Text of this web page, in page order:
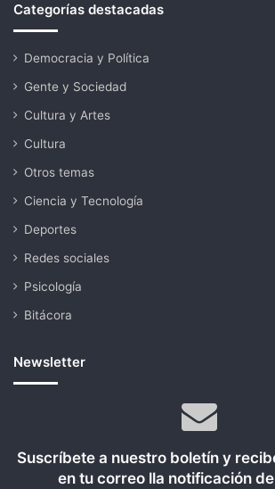
Categorías destacadas
Democracia y Política
Gente y Sociedad
Cultura y Artes
Cultura
Otros temas
Ciencia y Tecnología
Deportes
Redes sociales
Psicología
Bitácora
Newsletter
Suscríbete a nuestro boletín y
en tu correo lla notificación